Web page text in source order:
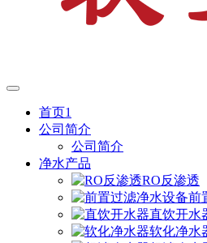
首页1
公司简介
公司简介
净水产品
RO反渗透
前
直饮开水
软化净水